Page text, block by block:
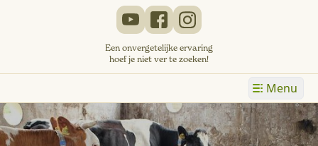
Een onvergetelijke ervaring
hoef je niet ver te zoeken!
Menu